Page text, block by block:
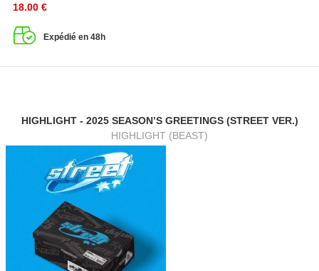
18.00 €
Expédié en 48h
HIGHLIGHT - 2025 SEASON’S GREETINGS (STREET VER.)
HIGHLIGHT (BEAST)